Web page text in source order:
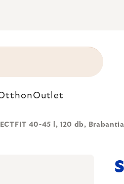
Outlet
40-45 l, 120 db, Brabantia